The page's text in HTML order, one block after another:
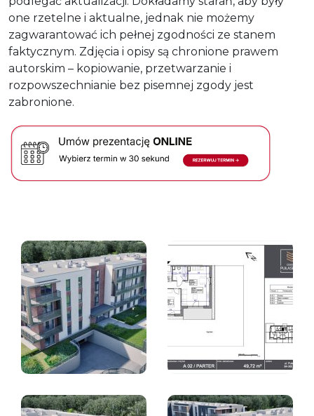
one rzetelne i aktualne, jednak nie możemy
zagwarantować ich pełnej zgodności ze stanem
faktycznym. Zdjęcia i opisy są chronione prawem
autorskim – kopiowanie, przetwarzanie i
rozpowszechnianie bez pisemnej zgody jest
zabronione.